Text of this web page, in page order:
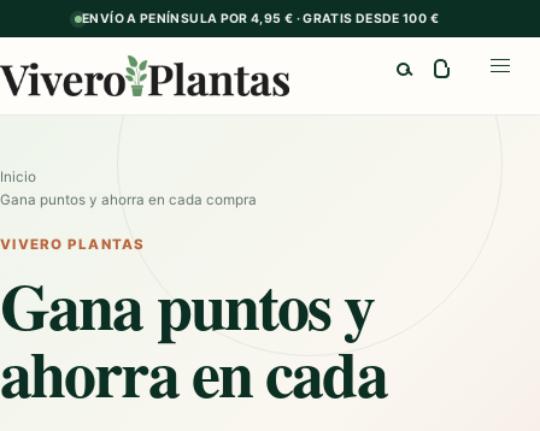
ENVÍO A PENÍNSULA POR 4,95 € · GRATIS DESDE 100 €
Inicio
Gana puntos y ahorra en cada compra
VIVERO PLANTAS
Gana puntos y
ahorra en cada